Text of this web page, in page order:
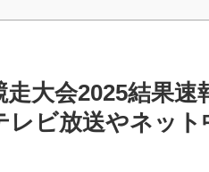
大会2025結果速
レビ放送やネット